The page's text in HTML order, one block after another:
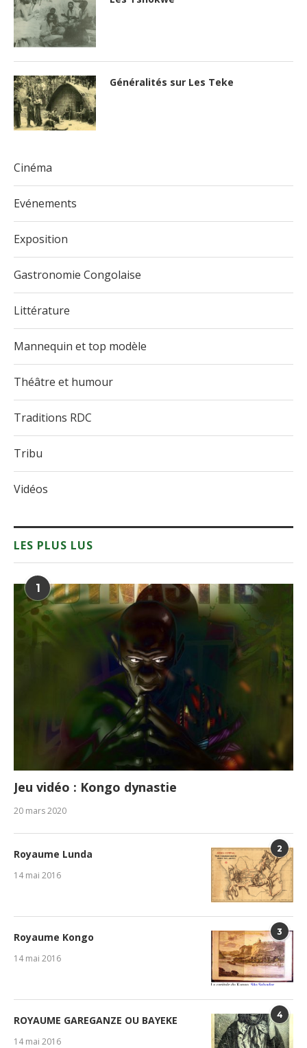
Généralités sur Les Teke
Cinéma
Evénements
Exposition
Gastronomie Congolaise
Littérature
Mannequin et top modèle
Théâtre et humour
Traditions RDC
Tribu
Vidéos
LES PLUS LUS
1
Jeu vidéo : Kongo dynastie
20 mars 2020
2
Royaume Lunda
14 mai 2016
3
Royaume Kongo
14 mai 2016
4
ROYAUME GAREGANZE OU BAYEKE
14 mai 2016